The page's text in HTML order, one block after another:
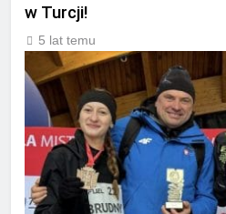
w Turcji!
5 lat temu